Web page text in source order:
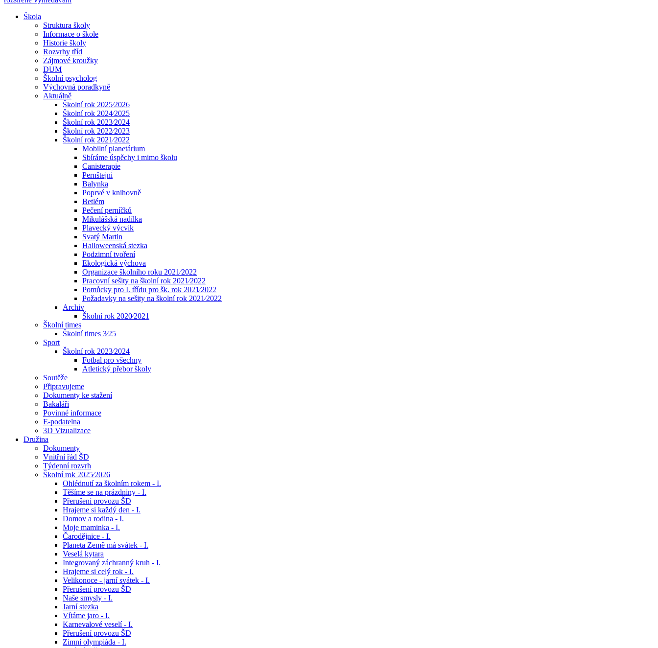
Škola
Struktura školy
Informace o škole
Historie školy
Rozvrhy tříd
Zájmové kroužky
DUM
Školní psycholog
Výchovná poradkyně
Aktuálně
Školní rok 2025⁄2026
Školní rok 2024⁄2025
Školní rok 2023⁄2024
Školní rok 2022⁄2023
Školní rok 2021⁄2022
Mobilní planetárium
Sbíráme úspěchy i mimo školu
Canisterapie
Pernštejni
Balynka
Poprvé v knihovně
Betlém
Pečení perníčků
Mikulášská nadílka
Plavecký výcvik
Svatý Martin
Halloweenská stezka
Podzimní tvoření
Ekologická výchova
Organizace školního roku 2021⁄2022
Pracovní sešity na školní rok 2021⁄2022
Pomůcky pro I. třídu pro šk. rok 2021⁄2022
Požadavky na sešity na školní rok 2021⁄2022
Archiv
Školní rok 2020⁄2021
Školní times
Školní times 3⁄25
Sport
Školní rok 2023⁄2024
Fotbal pro všechny
Atletický přebor školy
Soutěže
Připravujeme
Dokumenty ke stažení
Bakaláři
Povinné informace
E-podatelna
3D Vizualizace
Družina
Dokumenty
Vnitřní řád ŠD
Týdenní rozvrh
Školní rok 2025⁄2026
Ohlédnutí za školním rokem - I.
Těšíme se na prázdniny - I.
Přerušení provozu ŠD
Hrajeme si každý den - I.
Domov a rodina - I.
Moje maminka - I.
Čarodějnice - I.
Planeta Země má svátek - I.
Veselá kytara
Integrovaný záchranný kruh - I.
Hrajeme si celý rok - I.
Velikonoce - jarní svátek - I.
Přerušení provozu ŠD
Naše smysly - I.
Jarní stezka
Vítáme jaro - I.
Karnevalové veselí - I.
Přerušení provozu ŠD
Zimní olympiáda - I.